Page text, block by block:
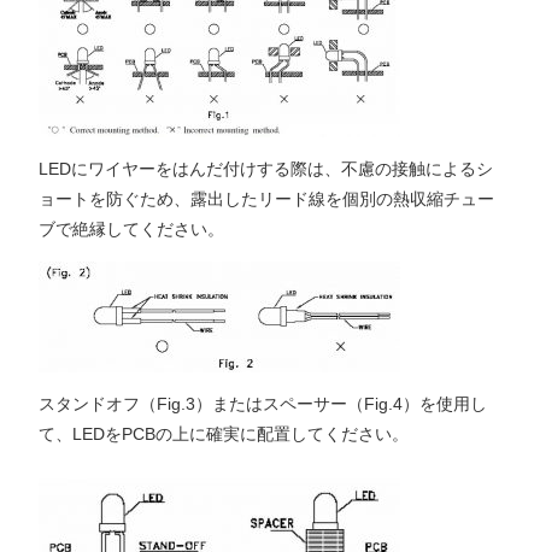
LEDにワイヤーをはんだ付けする際は、不慮の接触によるシ
ョートを防ぐため、露出したリード線を個別の熱収縮チュー
ブで絶縁してください。
スタンドオフ（Fig.3）またはスペーサー（Fig.4）を使用し
て、LEDをPCBの上に確実に配置してください。